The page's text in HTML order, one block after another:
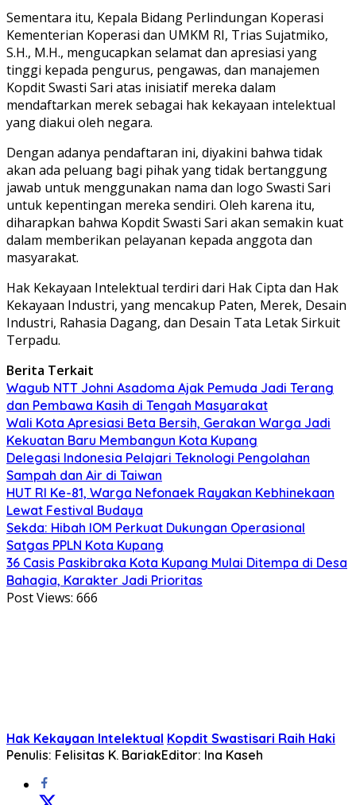
Sementara itu, Kepala Bidang Perlindungan Koperasi
Kementerian Koperasi dan UMKM RI, Trias Sujatmiko,
S.H., M.H., mengucapkan selamat dan apresiasi yang
tinggi kepada pengurus, pengawas, dan manajemen
Kopdit Swasti Sari atas inisiatif mereka dalam
mendaftarkan merek sebagai hak kekayaan intelektual
yang diakui oleh negara.
Dengan adanya pendaftaran ini, diyakini bahwa tidak
akan ada peluang bagi pihak yang tidak bertanggung
jawab untuk menggunakan nama dan logo Swasti Sari
untuk kepentingan mereka sendiri. Oleh karena itu,
diharapkan bahwa Kopdit Swasti Sari akan semakin kuat
dalam memberikan pelayanan kepada anggota dan
masyarakat.
Hak Kekayaan Intelektual terdiri dari Hak Cipta dan Hak
Kekayaan Industri, yang mencakup Paten, Merek, Desain
Industri, Rahasia Dagang, dan Desain Tata Letak Sirkuit
Terpadu.
Berita Terkait
Wagub NTT Johni Asadoma Ajak Pemuda Jadi Terang
dan Pembawa Kasih di Tengah Masyarakat
Wali Kota Apresiasi Beta Bersih, Gerakan Warga Jadi
Kekuatan Baru Membangun Kota Kupang
Delegasi Indonesia Pelajari Teknologi Pengolahan
Sampah dan Air di Taiwan
HUT RI Ke-81, Warga Nefonaek Rayakan Kebhinekaan
Lewat Festival Budaya
Sekda: Hibah IOM Perkuat Dukungan Operasional
Satgas PPLN Kota Kupang
36 Casis Paskibraka Kota Kupang Mulai Ditempa di Desa
Bahagia, Karakter Jadi Prioritas
Post Views: 666
Hak Kekayaan Intelektual Kopdit Swastisari Raih Haki
Penulis: Felisitas K. BariakEditor: Ina Kaseh